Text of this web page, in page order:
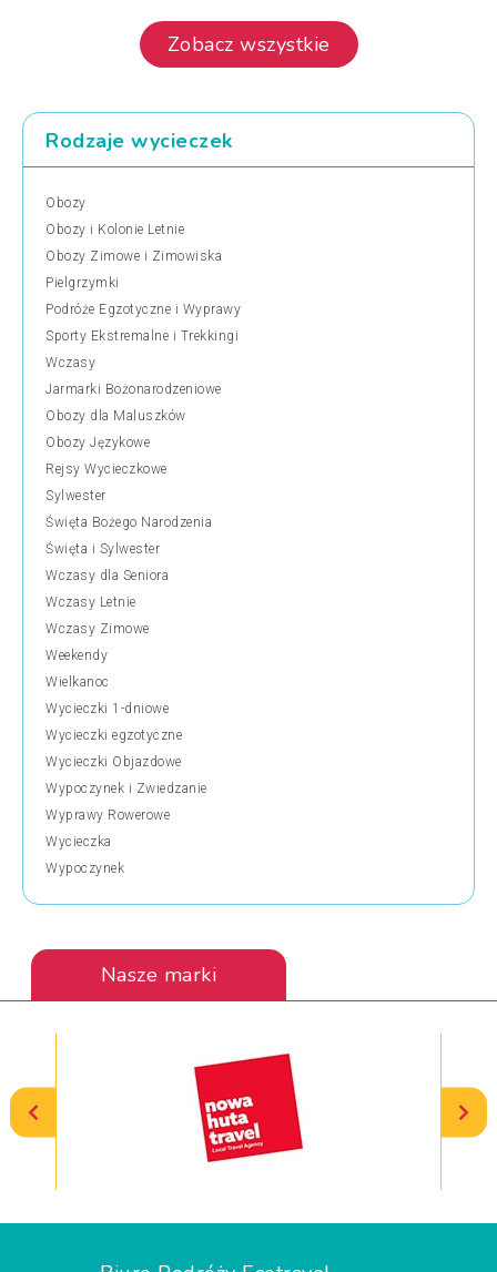
Zobacz wszystkie
Rodzaje wycieczek
Obozy
Obozy i Kolonie Letnie
Obozy Zimowe i Zimowiska
Pielgrzymki
Podróże Egzotyczne i Wyprawy
Sporty Ekstremalne i Trekkingi
Wczasy
Jarmarki Bożonarodzeniowe
Obozy dla Maluszków
Obozy Językowe
Rejsy Wycieczkowe
Sylwester
Święta Bożego Narodzenia
Święta i Sylwester
Wczasy dla Seniora
Wczasy Letnie
Wczasy Zimowe
Weekendy
Wielkanoc
Wycieczki 1-dniowe
Wycieczki egzotyczne
Wycieczki Objazdowe
Wypoczynek i Zwiedzanie
Wyprawy Rowerowe
Wycieczka
Wypoczynek
Nasze marki